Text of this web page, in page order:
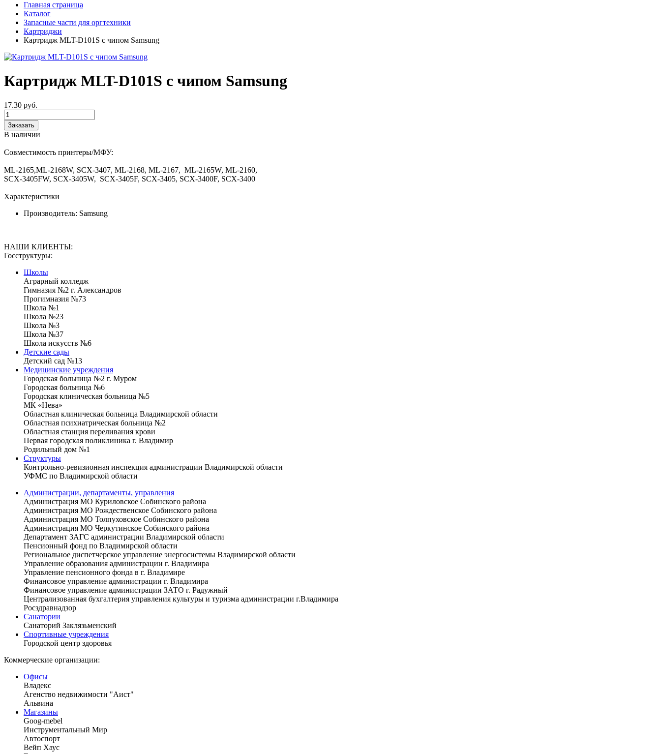
Главная страница
Каталог
Запасные части для оргтехники
Картриджи
Картридж MLT-D101S с чипом Samsung
Картридж MLT-D101S с чипом Samsung
17.30 руб.
Заказать
В наличии
Совместимость принтеры/МФУ:
ML-2165,ML-2168W, SCX-3407, ML-2168, ML-2167, ML-2165W, ML-2160,
SCX-3405FW, SCX-3405W, SCX-3405F, SCX-3405, SCX-3400F, SCX-3400
Характеристики
Производитель: Samsung
НАШИ КЛИЕНТЫ:
Госструктуры:
Школы
Аграрный колледж
Гимназия №2 г. Александров
Прогимназия №73
Школа №1
Школа №23
Школа №3
Школа №37
Школа искусств №6
Детские сады
Детский сад №13
Медицинские учреждения
Городская больница №2 г. Муром
Городская больница №6
Городская клиническая больница №5
МК «Нева»
Областная клиническая больница Владимирской области
Областная психиатрическая больница №2
Областная станция переливания крови
Первая городская поликлиника г. Владимир
Родильный дом №1
Структуры
Контрольно-ревизионная инспекция администрации Владимирской области
УФМС по Владимирской области
Администрации, департаменты, управления
Администрация МО Куриловское Собинского района
Администрация МО Рождественское Собинского района
Администрация МО Толпуховское Собинского района
Администрация МО Черкутинское Собинского района
Департамент ЗАГС администрации Владимирской области
Пенсионный фонд по Владимирской области
Региональное диспетчерское управление энергосистемы Владимирской области
Управление образования администрации г. Владимира
Управление пенсионного фонда в г. Владимире
Финансовое управление администрации г. Владимира
Финансовое управление администрации ЗАТО г. Радужный
Централизованная бухгалтерия управления культуры и туризма администрации г.Владимира
Росздравнадзор
Санатории
Санаторий Заклязьменский
Спортивные учреждения
Городской центр здоровья
Коммерческие организации:
Офисы
Владекс
Агенство недвижимости "Аист"
Альвина
Магазины
Goog-mebel
Инструментальный Мир
Автоспорт
Вейп Хаус